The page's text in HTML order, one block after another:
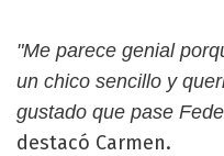
"Me parece genial
un chico sencillo y
gustado que pase
destacó Carmen.